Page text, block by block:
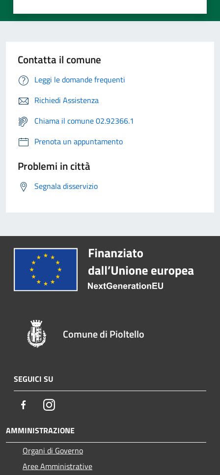
Contatta il comune
Leggi le domande frequenti
Richiedi Assistenza
Chiama il comune 02.92366.1
Prenota un appuntamento
Problemi in città
Segnala disservizio
Comune di Pioltello
SEGUICI SU
FacebookInstagram
AMMINISTRAZIONE
Organi di Governo
Aree Amministrative